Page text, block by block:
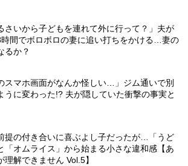
さいから子どもを連れて外に行って？」夫が
間でボロボロの妻に追い打ちをかける…妻の
るか？
スマホ画面がなんか怪しい…」ジム通いで別
うに変わった!? 夫が隠していた衝撃の事実と
提の付き合いに喜ぶよし子だったが…「うど
「オムライス」から始まる小さな違和感【あ
理解できません Vol.5】